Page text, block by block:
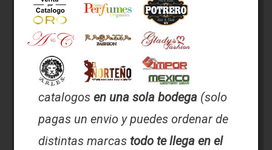
catalogosen una sola bodega (solo
pagas un envio y puedes ordenar de
distintas marcas todo te llega en el